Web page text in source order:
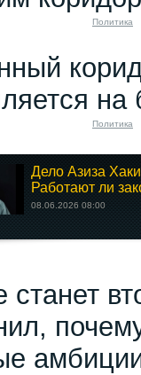
Политика
на
Политика
Дело Азиза
Работают ли
08.06.2026 08:00
станет